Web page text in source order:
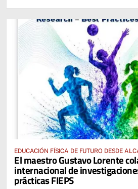
EDUCACIÓN FÍSICA DE FUTURO DESDE
El maestro Gustavo Lorente
internacional de
prácticas FIEPS